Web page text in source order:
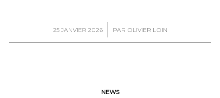
25 JANVIER 2026
/ PAR OLIVIER LOIN
NEWS